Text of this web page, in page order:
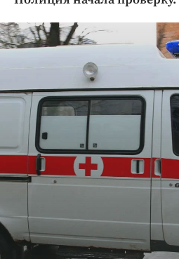
Криминал
Культура
Недвижимость и ЖКХ
Образование
Общество
Погода
Праздники
Происшествия
Спорт
Блоги